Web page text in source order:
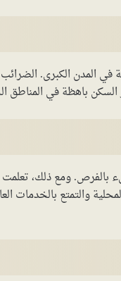
المدن الكبرى.
السكن باهظة في المناطق
ومع ذلك، تعلمت
بالخدمات